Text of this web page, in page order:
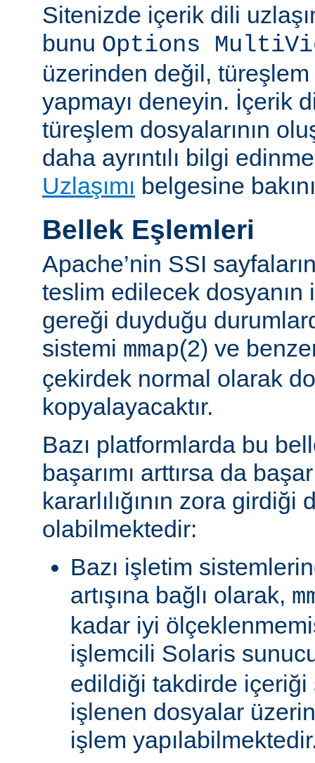
Sitenizde içerik dili
bunu Options
üzerinden değil,
yapmayı deneyin. İçerik
türeşlem dosyalarının
daha ayrıntılı bilgi
Uzlaşımı belgesine
Bellek Eşlemleri
Apache’nin SSI
teslim edilecek dosyanın
gereği duyduğu
sistemi mmap(2) ve
çekirdek normal olarak
kopyalayacaktır.
Bazı platformlarda bu
başarımı arttırsa da
kararlılığının zora girdiği
olabilmektedir:
Bazı işletim
artışına bağlı olarak,
kadar iyi
işlemcili Solaris
edildiği takdirde içeriği
işlenen dosyalar
işlem